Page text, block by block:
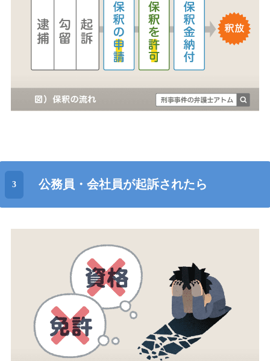
公務員・会社員が起訴されたら